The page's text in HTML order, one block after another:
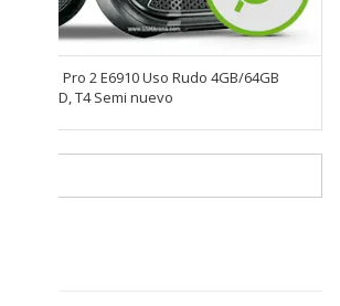
Pro 2 E6910 Uso Rudo 4GB/64GB
A-D, T4 Semi nuevo